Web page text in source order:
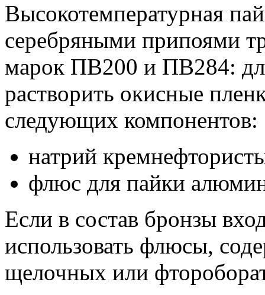
Высокотемпературная
серебряными припоями
марок ПВ200 и ПВ284:
растворить окисные
следующих компонентов:
натрий
флюс для пайки
Если в состав бронзы
использовать флюсы,
щелочных или